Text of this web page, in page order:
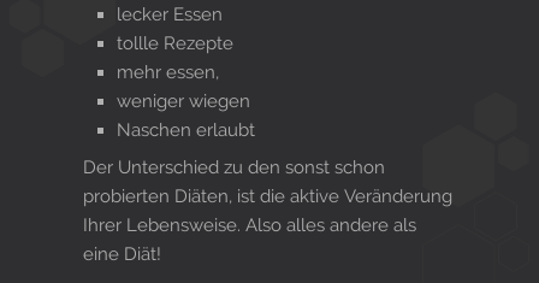
lecker Essen
tollle Rezepte
mehr essen,
weniger wiegen
Naschen erlaubt
Der Unterschied zu den sonst schon
probierten Diäten, ist die aktive Veränderung
Ihrer Lebensweise. Also alles andere als
eine Diät!